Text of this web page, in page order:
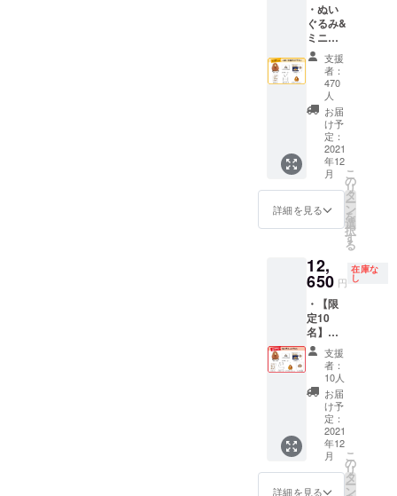
・ぬい
ぐるみ&
ミニマ
スコッ
ト付
き！一
緒にお
出かけ
プラン
①ぬい
ぐるみ
②サン
キュー
レ
ター
テッ
カー ⑤
シェ
バッグ
⑥マス
コット
キー
チェー
ン 画像
はイ
メージ
です。
消費税
と送料
を含ん
だ金額
支援
者：
470
人
お届
け予
定：
2021
年12
月
詳細を見る
こ
の
リ
タ
ー
ン
を
選
択
す
る
12,
650 円
在庫な
し
・【限
定10
名】原
画イラ
ストあ
り♪ ぬ
いぐる
み＆ミ
ニマス
コット
もつい
たコン
プリー
トプラ
支援
者：
10人
お届
け予
定：
2021
年12
月
詳細を見る
こ
の
リ
タ
ー
ン